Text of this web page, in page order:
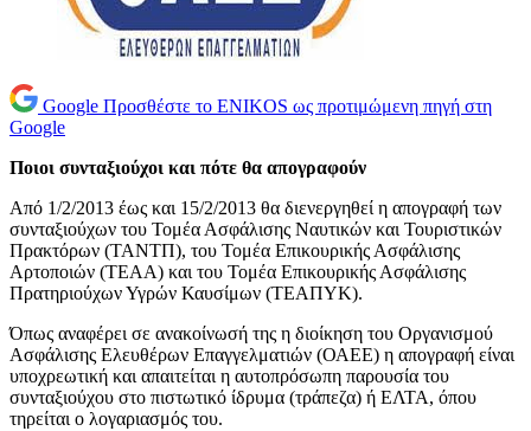
Google Προσθέστε το ENIKOS ως προτιμώμενη πηγή στη
Google
Ποιοι συνταξιούχοι και πότε θα απογραφούν
Από 1/2/2013 έως και 15/2/2013 θα διενεργηθεί η απογραφή των
συνταξιούχων του Τομέα Ασφάλισης Ναυτικών και Τουριστικών
Πρακτόρων (ΤΑΝΤΠ), του Τομέα Επικουρικής Ασφάλισης
Αρτοποιών (ΤΕΑΑ) και του Τομέα Επικουρικής Ασφάλισης
Πρατηριούχων Υγρών Καυσίμων (ΤΕΑΠΥΚ).
Όπως αναφέρει σε ανακοίνωσή της η διοίκηση του Οργανισμού
Ασφάλισης Ελευθέρων Επαγγελματιών (ΟΑΕΕ) η απογραφή είναι
υποχρεωτική και απαιτείται η αυτοπρόσωπη παρουσία του
συνταξιούχου στο πιστωτικό ίδρυμα (τράπεζα) ή ΕΛΤΑ, όπου
τηρείται ο λογαριασμός του.